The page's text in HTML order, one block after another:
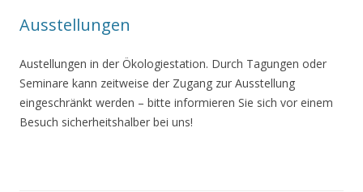
Ausstellungen
Austellungen in der Ökologiestation. Durch Tagungen oder
Seminare kann zeitweise der Zugang zur Ausstellung
eingeschränkt werden – bitte informieren Sie sich vor einem
Besuch sicherheitshalber bei uns!